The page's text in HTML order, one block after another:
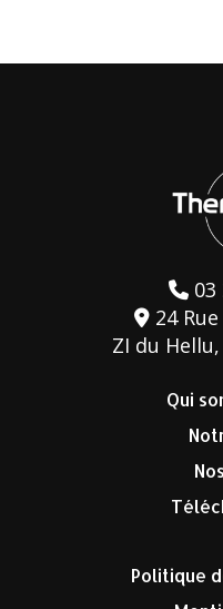
03
24
ZI du Hellu,
Qui
Politique